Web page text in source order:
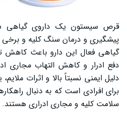
قرص سیستون یک داروی گیاهی
پیشگیری و درمان سنگ کلیه و برخی
گیاهی فعال این دارو باعث کاهش
دفع ادرار و کاهش التهاب مجاری
دلیل ایمنی نسبتاً بالا و اثرات
برای افرادی است که به دنبال
سلامت کلیه و مجاری ادراری هستند.